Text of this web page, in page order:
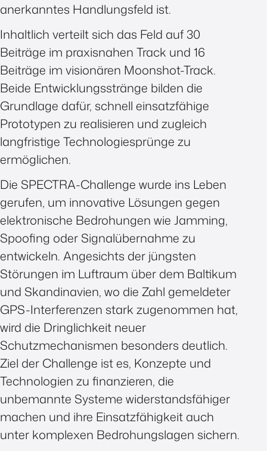
anerkanntes Handlungsfeld ist.
Inhaltlich verteilt sich das Feld auf 30
Beiträge im praxisnahen Track und 16
Beiträge im visionären Moonshot-Track.
Beide Entwicklungsstränge bilden die
Grundlage dafür, schnell einsatzfähige
Prototypen zu realisieren und zugleich
langfristige Technologiesprünge zu
ermöglichen.
Die SPECTRA-Challenge wurde ins Leben
gerufen, um innovative Lösungen gegen
elektronische Bedrohungen wie Jamming,
Spoofing oder Signalübernahme zu
entwickeln. Angesichts der jüngsten
Störungen im Luftraum über dem Baltikum
und Skandinavien, wo die Zahl gemeldeter
GPS-Interferenzen stark zugenommen hat,
wird die Dringlichkeit neuer
Schutzmechanismen besonders deutlich.
Ziel der Challenge ist es, Konzepte und
Technologien zu finanzieren, die
unbemannte Systeme widerstandsfähiger
machen und ihre Einsatzfähigkeit auch
unter komplexen Bedrohungslagen sichern.